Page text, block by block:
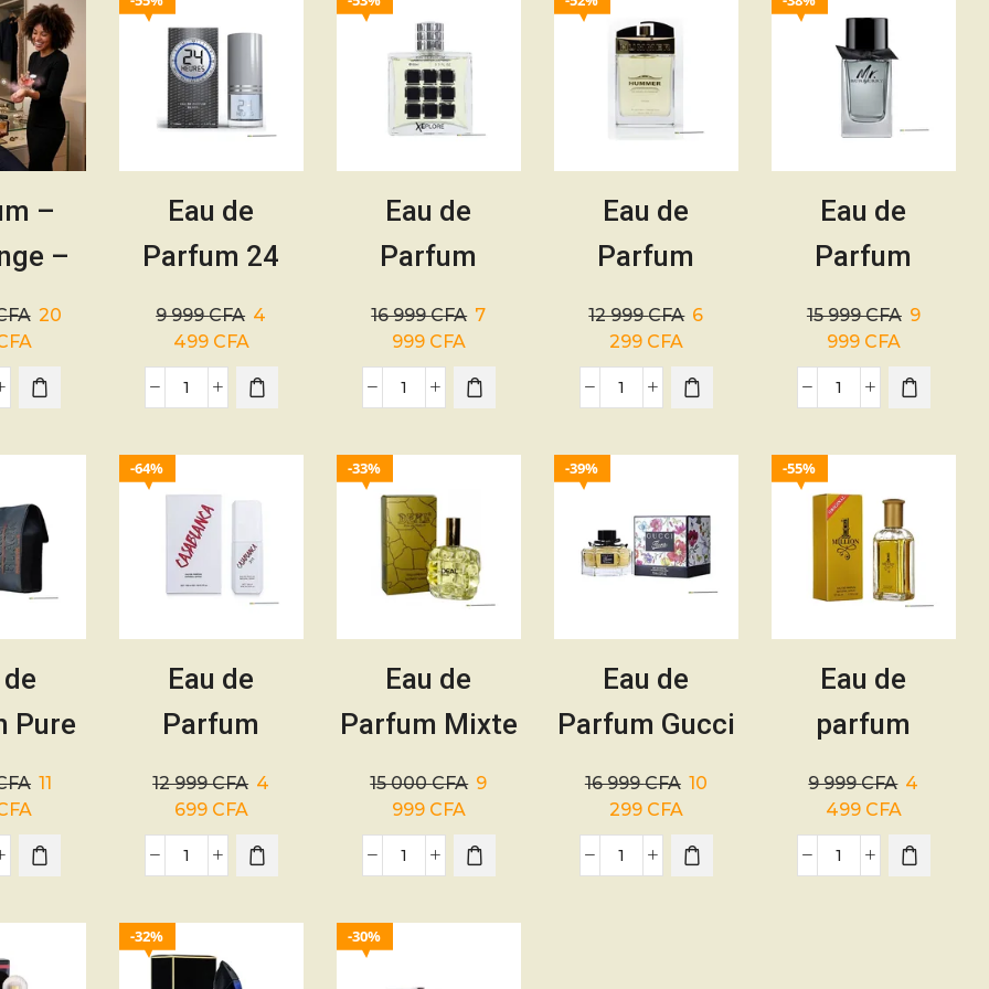
–
–
–
+
– la
–
20
Eau de
Parfum 24
Heures Silver
– 100ml
9 999CFA 4
499 CFA
Eau de
Parfum
XEPLORE –
100ml
16 999CFA 7
999 CFA
Eau de
Parfum
Prestige –
Hummer –
100ml
12 999CFA 6
299 CFA
Eau de
Parfum
Burberry –
Homme –
100 ml
15 999CFA 9
999 CFA
de
Pure
–
–
11
64%
Eau de
Parfum
Casablanca –
100ml
12 999CFA 4
699 CFA
33%
Eau de
Parfum Mixte
Deal – 100 ml
15 000CFA 9
999 CFA
39%
Eau de
Parfum Gucci
Flora – 75ml
16 999CFA 10
299 CFA
55%
Eau de
parfum
Cheapest
Million –
Parfum
9 999CFA 4
499 CFA
32% 30%